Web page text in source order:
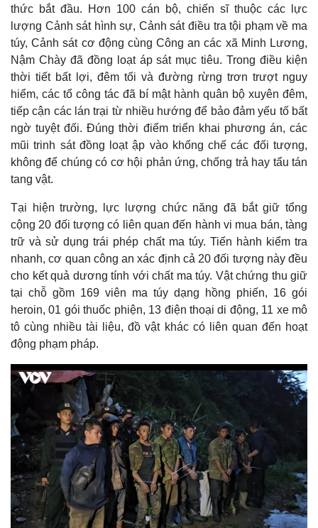
Thế giới
Quan sát
Cuộc sống đó đây
Hồ sơ
Multimedia
Video
Ảnh
E-Magazine
thức bắt đầu. Hơn 100 cán bộ, chiến sĩ thuộc các lực
lượng Cảnh sát hình sự, Cảnh sát điều tra tội phạm về ma
túy, Cảnh sát cơ động cùng Công an các xã Minh Lương,
Nậm Chày đã đồng loạt áp sát mục tiêu. Trong điều kiện
thời tiết bất lợi, đêm tối và đường rừng trơn trượt nguy
hiểm, các tổ công tác đã bí mật hành quân bộ xuyên đêm,
tiếp cận các lán trại từ nhiều hướng để bảo đảm yếu tố bất
ngờ tuyệt đối. Đúng thời điểm triển khai phương án, các
mũi trinh sát đồng loạt ập vào khống chế các đối tượng,
không để chúng có cơ hội phản ứng, chống trả hay tẩu tán
tang vật.
Tại hiện trường, lực lượng chức năng đã bắt giữ tổng
cộng 20 đối tượng có liên quan đến hành vi mua bán, tàng
trữ và sử dụng trái phép chất ma túy. Tiến hành kiểm tra
nhanh, cơ quan công an xác định cả 20 đối tượng này đều
cho kết quả dương tính với chất ma túy. Vật chứng thu giữ
tại chỗ gồm 169 viên ma túy dạng hồng phiến, 16 gói
heroin, 01 gói thuốc phiện, 13 điện thoại di động, 11 xe mô
tô cùng nhiều tài liệu, đồ vật khác có liên quan đến hoạt
động phạm pháp.